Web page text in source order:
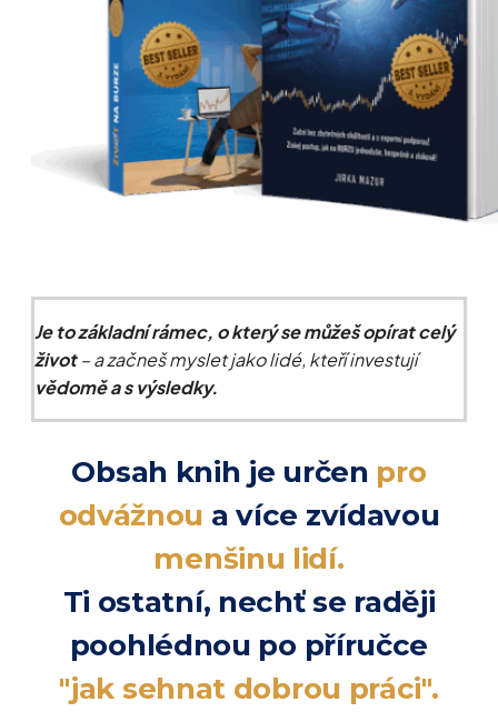
Je to základní rámec, o který se můžeš opírat celý
život– a začneš myslet jako lidé, kteří investují
vědomě a s výsledky.
Obsah knih je určen pro
odvážnou a více zvídavou
menšinu lidí.
Ti ostatní, nechť se raději
poohlédnou po příručce
"jak sehnat dobrou práci".